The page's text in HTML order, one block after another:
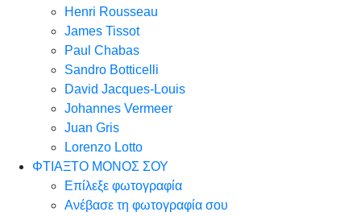
Henri Rousseau
James Tissot
Paul Chabas
Sandro Botticelli
David Jacques-Louis
Johannes Vermeer
Juan Gris
Lorenzo Lotto
ΦΤΙΑΞΤΟ ΜΟΝΟΣ ΣΟΥ
Επίλεξε φωτογραφία
Ανέβασε τη φωτογραφία σου